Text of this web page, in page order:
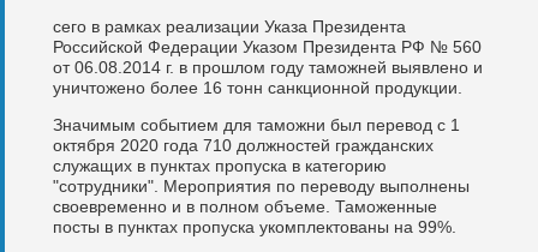
сего в рамках реализации Указа Президента
Российской Федерации Указом Президента РФ № 560
от 06.08.2014 г. в прошлом году таможней выявлено и
уничтожено более 16 тонн санкционной продукции.
Значимым событием для таможни был перевод с 1
октября 2020 года 710 должностей гражданских
служащих в пунктах пропуска в категорию
"сотрудники". Мероприятия по переводу выполнены
своевременно и в полном объеме. Таможенные
посты в пунктах пропуска укомплектованы на 99%.